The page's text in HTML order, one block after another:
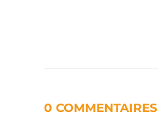
0 COMMENTAIRES